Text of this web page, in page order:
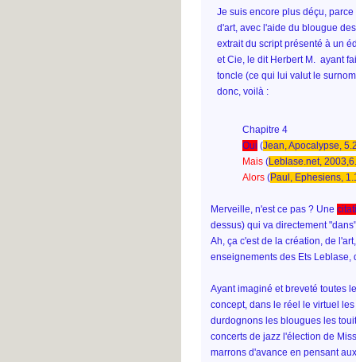
Je suis encore plus déçu,
d'art, avec l'aide du blougue
extrait du script présenté à un
et Cie, le dit Herbert M. ayant
toncle (ce qui lui valut le
donc, voilà :
Chapitre 4
Oui (Jean, Apocalypse,
Mais (Leblase.net,
Alors (Paul, Ephesiens,
Merveille, n'est ce pas ? Une
dessus) qui va directement
Ah, ça c'est de la création, de
enseignements des Ets Leblase,
Ayant imaginé et breveté toutes
concept, dans le réel le virtuel
durdognons les blougues les
concerts de jazz l'élection de
marrons d'avance en pensant